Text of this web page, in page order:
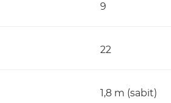
9
22
1,8 m (sabit)